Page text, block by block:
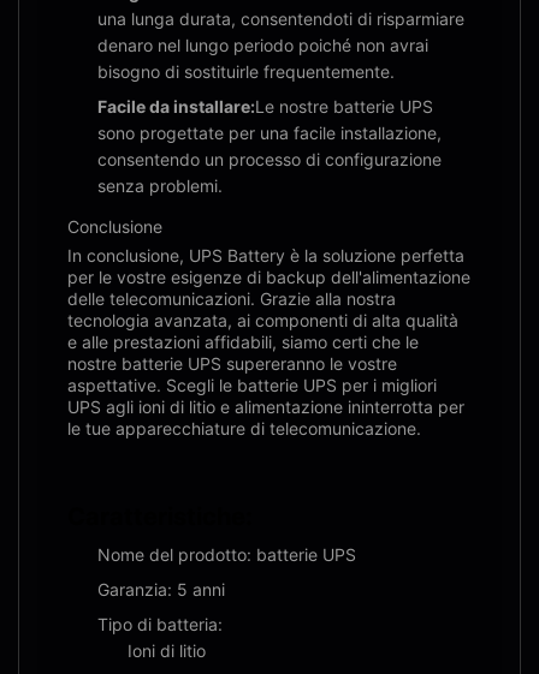
una lunga durata, consentendoti di risparmiare
denaro nel lungo periodo poiché non avrai
bisogno di sostituirle frequentemente.
Facile da installare:Le nostre batterie UPS
sono progettate per una facile installazione,
consentendo un processo di configurazione
senza problemi.
Conclusione
In conclusione, UPS Battery è la soluzione perfetta
per le vostre esigenze di backup dell'alimentazione
delle telecomunicazioni. Grazie alla nostra
tecnologia avanzata, ai componenti di alta qualità
e alle prestazioni affidabili, siamo certi che le
nostre batterie UPS supereranno le vostre
aspettative. Scegli le batterie UPS per i migliori
UPS agli ioni di litio e alimentazione ininterrotta per
le tue apparecchiature di telecomunicazione.
Nome del prodotto: batterie UPS
Garanzia: 5 anni
Tipo di batteria:
Ioni di litio